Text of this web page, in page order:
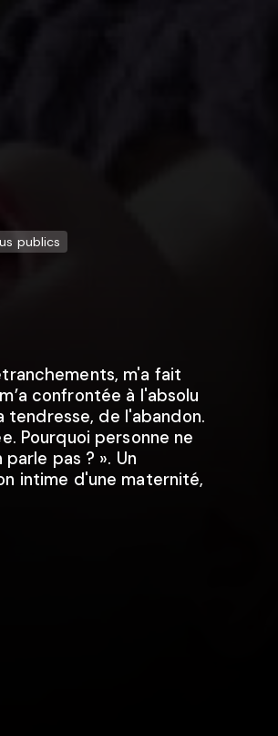
publics
m'a fait
confrontée à l'absolu
tendresse, de l'abandon.
Pourquoi personne ne
parle pas ? ». Un
intime d'une maternité,